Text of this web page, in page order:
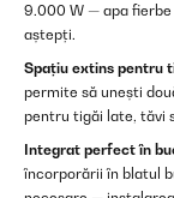
9.000 W — apa
aștepți.
Spațiu extins pentru
permite să unești
pentru tigăi late, tăvi
Integrat perfect în
încorporării în blatul